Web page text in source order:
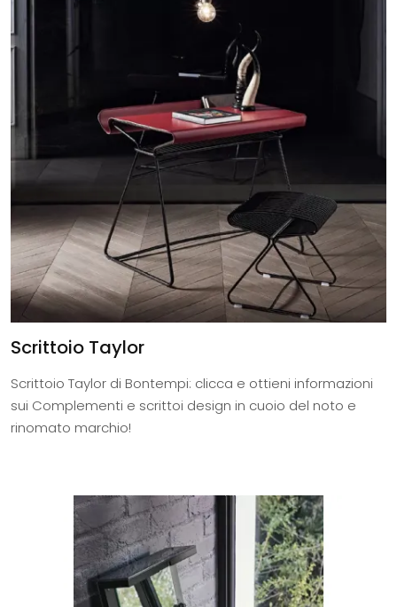
Scrittoio Taylor
Scrittoio Taylor di Bontempi: clicca e ottieni informazioni
sui Complementi e scrittoi design in cuoio del noto e
rinomato marchio!